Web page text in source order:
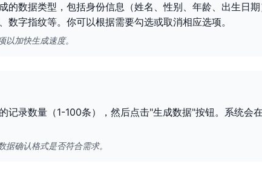
的数据类型，包括身份信息（姓名、性别、年龄、出生日
数字指纹等。你可以根据需要勾选或取消相应选项。
加快生成速度。
记录数量（1-100条），然后点击"生成数据"按钮。系统会
确认格式是否符合需求。